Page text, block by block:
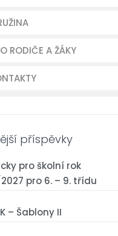
školy
školní družiny
charakteristika školy
poradenství
parlament
školy
školní družiny –
RODIČE A ŽÁKY
školního roku
třídaučitelé
příspěvky
pro školní rok
pro 6. – 9. třídu
– Šablony II